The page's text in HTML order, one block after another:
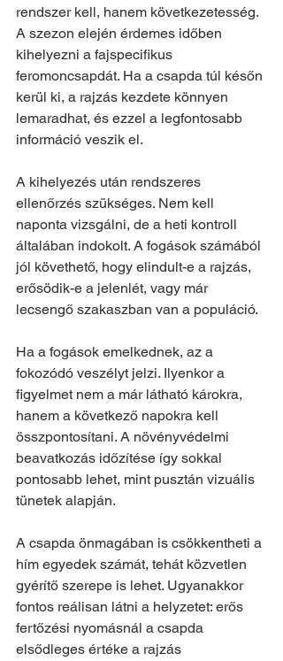
rendszer kell, hanem következetesség.
A szezon elején érdemes időben
kihelyezni a fajspecifikus
feromoncsapdát. Ha a csapda túl későn
kerül ki, a rajzás kezdete könnyen
lemaradhat, és ezzel a legfontosabb
információ veszik el.
A kihelyezés után rendszeres
ellenőrzés szükséges. Nem kell
naponta vizsgálni, de a heti kontroll
általában indokolt. A fogások számából
jól követhető, hogy elindult-e a rajzás,
erősödik-e a jelenlét, vagy már
lecsengő szakaszban van a populáció.
Ha a fogások emelkednek, az a
fokozódó veszélyt jelzi. Ilyenkor a
figyelmet nem a már látható károkra,
hanem a következő napokra kell
összpontosítani. A növényvédelmi
beavatkozás időzítése így sokkal
pontosabb lehet, mint pusztán vizuális
tünetek alapján.
A csapda önmagában is csökkentheti a
hím egyedek számát, tehát közvetlen
gyérítő szerepe is lehet. Ugyanakkor
fontos reálisan látni a helyzetet: erős
fertőzési nyomásnál a csapda
elsődleges értéke a rajzás